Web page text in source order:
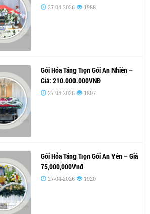
27-04-2026 1988
Gói Hỏa Táng Trọn Gói An Nhiên –
Giá: 210.000.000VNĐ
27-04-2026 1807
Gói Hỏa Táng Trọn Gói An Yên – Giá
75,000,000Vnđ
27-04-2026 1920